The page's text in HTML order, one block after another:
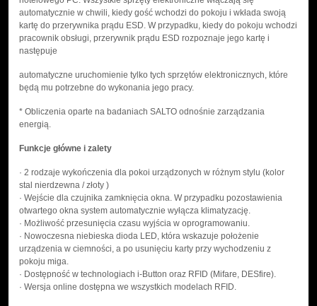
automatycznie w chwili, kiedy gość wchodzi do pokoju i wkłada swoją
kartę do przerywnika prądu ESD. W przypadku, kiedy do pokoju wchodzi
pracownik obsługi, przerywnik prądu ESD rozpoznaje jego kartę i
następuje
automatyczne uruchomienie tylko tych sprzętów elektronicznych, które
będą mu potrzebne do wykonania jego pracy.
* Obliczenia oparte na badaniach SALTO odnośnie zarządzania
energią.
Funkcje główne i zalety
· 2 rodzaje wykończenia dla pokoi urządzonych w różnym stylu (kolor
stal nierdzewna / złoty )
· Wejście dla czujnika zamknięcia okna. W przypadku pozostawienia
otwartego okna system automatycznie wyłącza klimatyzację.
· Możliwość przesunięcia czasu wyjścia w oprogramowaniu.
· Nowoczesna niebieska dioda LED, która wskazuje położenie
urządzenia w ciemności, a po usunięciu karty przy wychodzeniu z
pokoju miga.
· Dostępność w technologiach i-Button oraz RFID (Mifare, DESfire).
· Wersja online dostępna we wszystkich modelach RFID.